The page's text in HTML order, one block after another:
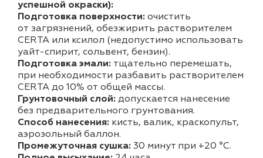
успешной окраски):
Подготовка поверхности: очистить
от загрязнений, обезжирить растворителем
CERTA или ксилол (недопустимо использовать
уайт-спирит, сольвент, бензин).
Подготовка эмали: тщательно перемешать,
при необходимости разбавить растворителем
CERTA до 10% от общей массы.
Грунтовочный слой: допускается нанесение
без предварительного грунтования.
Способ нанесения: кисть, валик, краскопульт,
аэрозольный баллон.
Промежуточная сушка: 30 минут при +20 °С.